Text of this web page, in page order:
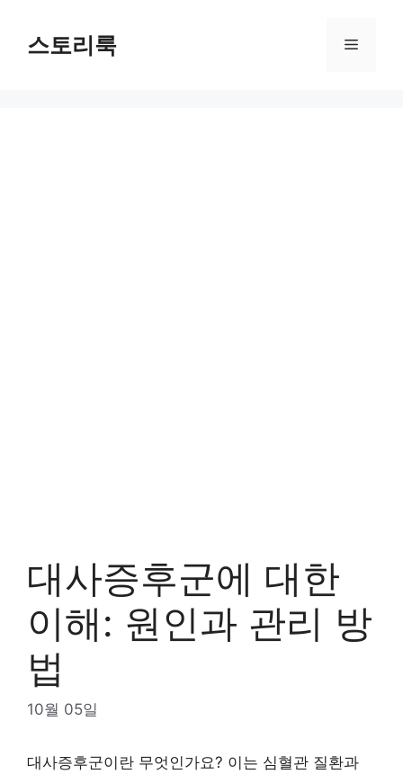
content스토리룩 Menu
대사증후군에 대한
이해: 원인과 관리 방
법
10월 05일
대사증후군이란 무엇인가요? 이는 심혈관 질환과